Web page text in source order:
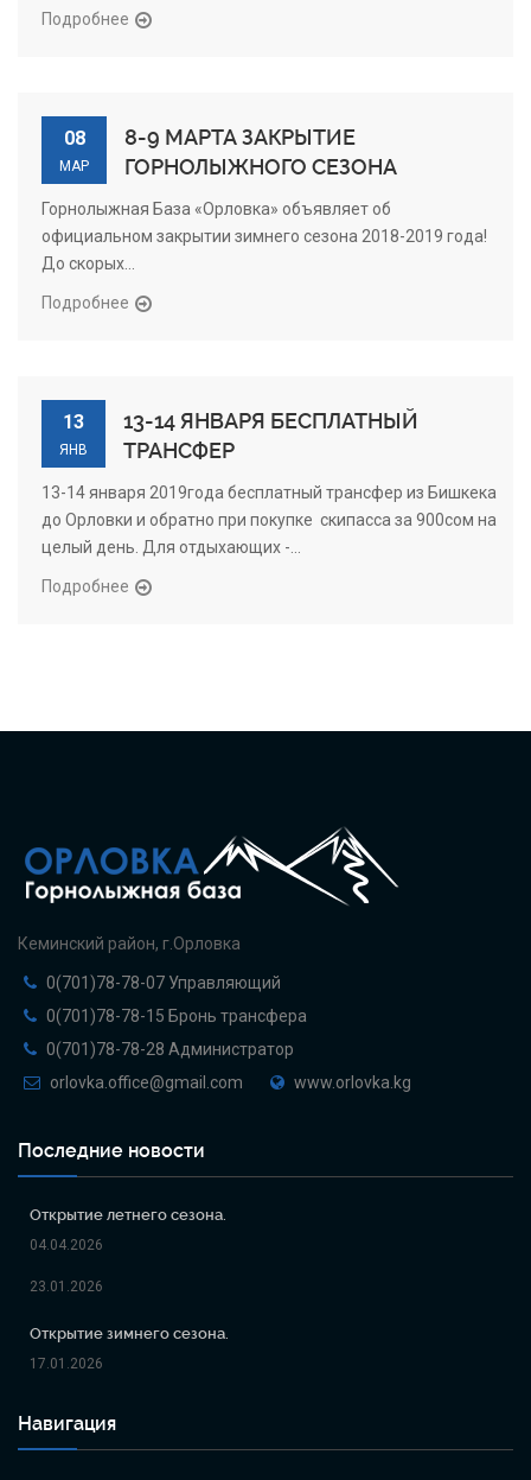
Подробнее
08
МАР
8-9 МАРТА ЗАКРЫТИЕ
ГОРНОЛЫЖНОГО СЕЗОНА
Горнолыжная База «Орловка» объявляет об
официальном закрытии зимнего сезона 2018-2019 года!
До скорых...
Подробнее
13
ЯНВ
13-14 ЯНВАРЯ БЕСПЛАТНЫЙ
ТРАНСФЕР
13-14 января 2019года бесплатный трансфер из Бишкека
до Орловки и обратно при покупке скипасса за 900сом на
целый день. Для отдыхающих -...
Подробнее
Кеминский район, г.Орловка
0(701)78-78-07 Управляющий
0(701)78-78-15 Бронь трансфера
0(701)78-78-28 Администратор
orlovka.office@gmail.com
www.orlovka.kg
Последние новости
Открытие летнего сезона.
04.04.2026
23.01.2026
Открытие зимнего сезона.
17.01.2026
Навигация